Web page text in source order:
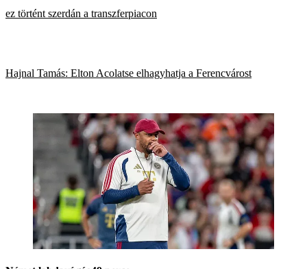
ez történt szerdán a transzferpiacon
Hajnal Tamás: Elton Acolatse elhagyhatja a Ferencvárost